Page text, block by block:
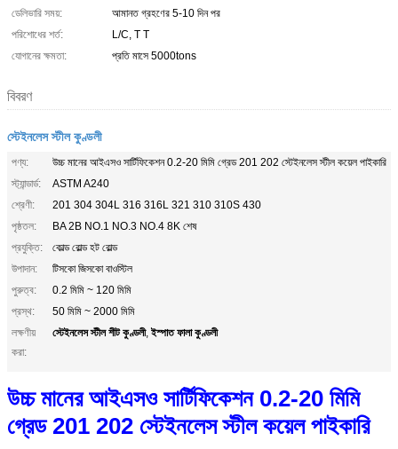
ডেলিভারি সময়:
আমানত গ্রহণের 5-10 দিন পর
পরিশোধের শর্ত:
L/C, T T
যোগানের ক্ষমতা:
প্রতি মাসে 5000tons
বিবরণ
স্টেইনলেস স্টীল কুণ্ডলী
পণ্য:
উচ্চ মানের আইএসও সার্টিফিকেশন 0.2-20 মিমি গ্রেড 201 202 স্টেইনলেস স্টীল কয়েল পাইকারি
স্ট্যান্ডার্ড:
ASTM A240
শ্রেণী:
201 304 304L 316 316L 321 310 310S 430
পৃষ্ঠতল:
BA 2B NO.1 NO.3 NO.4 8K শেষ
প্রযুক্তি:
কোল্ড রোল্ড হট রোল্ড
উপাদান:
টিসকো জিসকো বাওস্টিল
পুরুত্ব:
0.2 মিমি ~ 120 মিমি
প্রস্থ:
50 মিমি ~ 2000 মিমি
লক্ষণীয়
করা:
স্টেইনলেস স্টীল শীট কুণ্ডলী, ইস্পাত ফালা কুণ্ডলী
উচ্চ মানের আইএসও সার্টিফিকেশন 0.2-20 মিমি
গ্রেড 201 202 স্টেইনলেস স্টীল কয়েল পাইকারি